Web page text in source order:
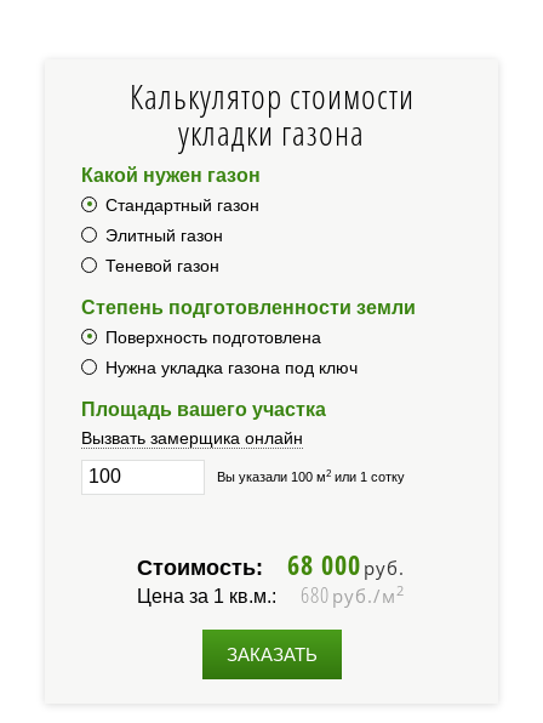
Калькулятор стоимости
укладки газона
Какой нужен газон
Стандартный газон
Элитный газон
Теневой газон
Степень подготовленности земли
Поверхность подготовлена
Нужна укладка газона под ключ
Площадь вашего участка
Вызвать замерщика онлайн
Вы указали 100 м2 или 1 сотку
Стоимость: 68 000 руб.
Цена за 1 кв.м.: 680 руб./м 2
ЗАКАЗАТЬ